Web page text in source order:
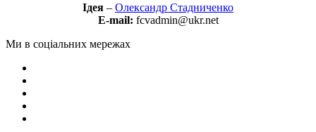
Ідея – Олександр Стадниченко
E-mail: fcvadmin@ukr.net
Ми в соціальних мережах